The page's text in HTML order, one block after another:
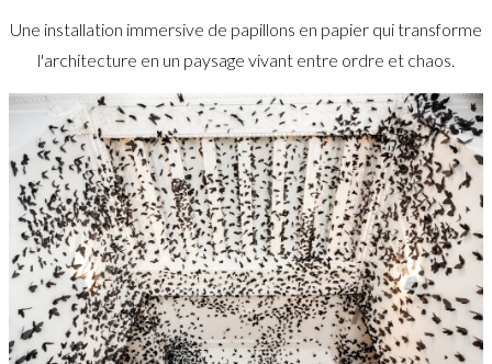
Une installation immersive de papillons en papier qui transforme
l'architecture en un paysage vivant entre ordre et chaos.